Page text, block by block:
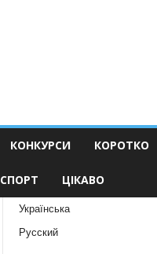
КОНКУРСИ КОРОТКО
СПОРТ ЦІКАВО
Українська
Русский